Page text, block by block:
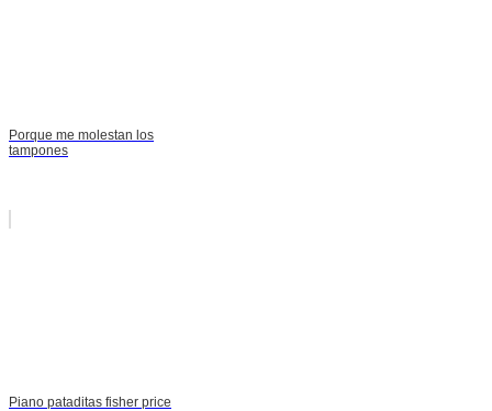
Porque me molestan los
tampones
Piano pataditas fisher price